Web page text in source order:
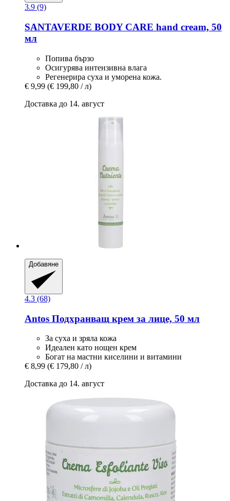
3.9 (9)
SANTAVERDE BODY CARE hand cream, 50
мл
Попива бързо
Осигурява интензивна влага
Регенерира суха и уморена кожа.
€ 9,99 (€ 199,80 / л)
Доставка до 14. август
Добавяне
4.3 (68)
Antos Подхранващ крем за лице, 50 мл
За суха и зряла кожа
Идеален като нощен крем
Богат на мастни киселини и витамини
€ 8,99 (€ 179,80 / л)
Доставка до 14. август